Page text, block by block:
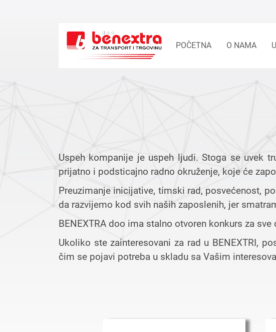
POČETNA O NAMA
Uspeh kompanije je uspeh ljudi. Stoga se uvek
prijatno i podsticajno radno okruženje, koje će
Preuzimanje inicijative, timski rad, posvećenost,
da razvijemo kod svih naših zaposlenih, jer
BENEXTRA doo ima stalno otvoren konkurs za
Ukoliko ste zainteresovani za rad u BENEXTRI,
čim se pojavi potreba u skladu sa Vašim